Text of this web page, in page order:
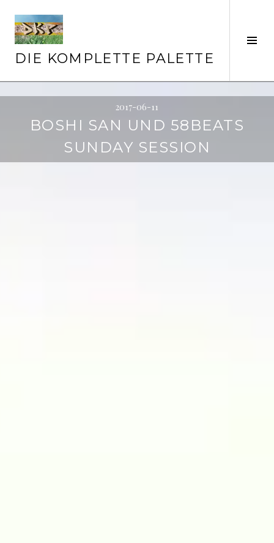
zum
Inhalt
DIE KOMPLETTE PALETTE
2017-06-11
BOSHI SAN UND 58BEATS
SUNDAY SESSION